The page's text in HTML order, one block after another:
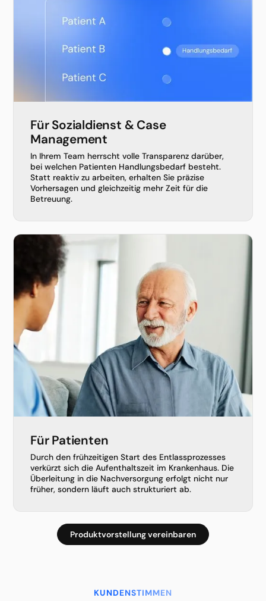
Für Sozialdienst & Case
Management
In Ihrem Team herrscht volle Transparenz darüber,
bei welchen Patienten Handlungsbedarf besteht.
Statt reaktiv zu arbeiten, erhalten Sie präzise
Vorhersagen und gleichzeitig mehr Zeit für die
Betreuung.
Für Patienten
Durch den frühzeitigen Start des Entlassprozesses
verkürzt sich die Aufenthaltszeit im Krankenhaus. Die
Überleitung in die Nachversorgung erfolgt nicht nur
früher, sondern läuft auch strukturiert ab.
Produktvorstellung vereinbaren
KUNDENSTIMMEN